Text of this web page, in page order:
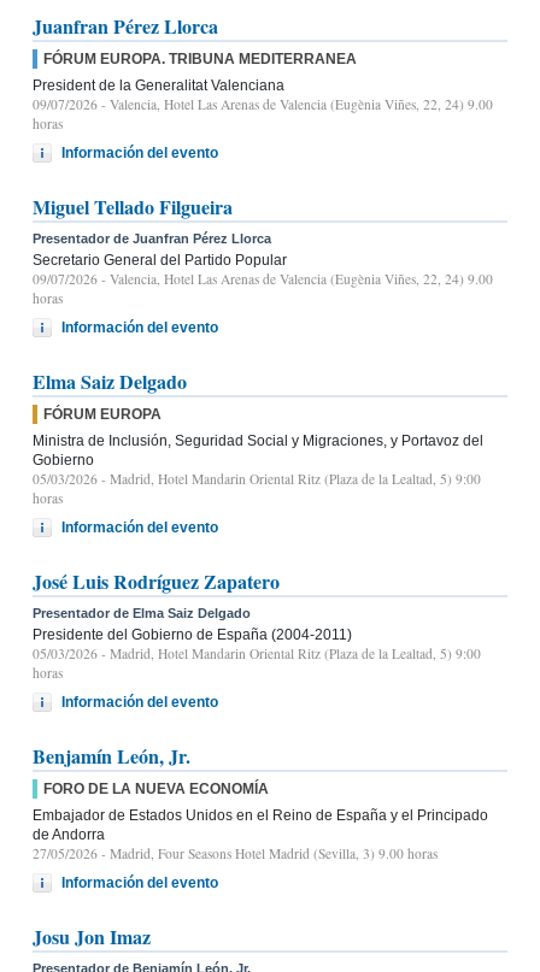
Juanfran Pérez Llorca
FÓRUM EUROPA. TRIBUNA MEDITERRANEA
President de la Generalitat Valenciana
09/07/2026 - Valencia, Hotel Las Arenas de Valencia (Eugènia Viñes, 22, 24) 9.00
horas
Información del evento
Miguel Tellado Filgueira
Presentador de Juanfran Pérez Llorca
Secretario General del Partido Popular
09/07/2026 - Valencia, Hotel Las Arenas de Valencia (Eugènia Viñes, 22, 24) 9.00
horas
Información del evento
Elma Saiz Delgado
FÓRUM EUROPA
Ministra de Inclusión, Seguridad Social y Migraciones, y Portavoz del
Gobierno
05/03/2026 - Madrid, Hotel Mandarin Oriental Ritz (Plaza de la Lealtad, 5) 9:00
horas
Información del evento
José Luis Rodríguez Zapatero
Presentador de Elma Saiz Delgado
Presidente del Gobierno de España (2004-2011)
05/03/2026 - Madrid, Hotel Mandarin Oriental Ritz (Plaza de la Lealtad, 5) 9:00
horas
Información del evento
Benjamín León, Jr.
FORO DE LA NUEVA ECONOMÍA
Embajador de Estados Unidos en el Reino de España y el Principado
de Andorra
27/05/2026 - Madrid, Four Seasons Hotel Madrid (Sevilla, 3) 9.00 horas
Información del evento
Josu Jon Imaz
Presentador de Benjamín León, Jr.